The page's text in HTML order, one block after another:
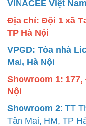
VINACEE Việt Nam
Địa chỉ: Đội 1 xã
TP Hà Nội
VPGD: Tòa nhà
Mai, Hà Nội
Showroom 1: 177,
Nội
Showroom 2: TT
Tân Mai, HM, TP